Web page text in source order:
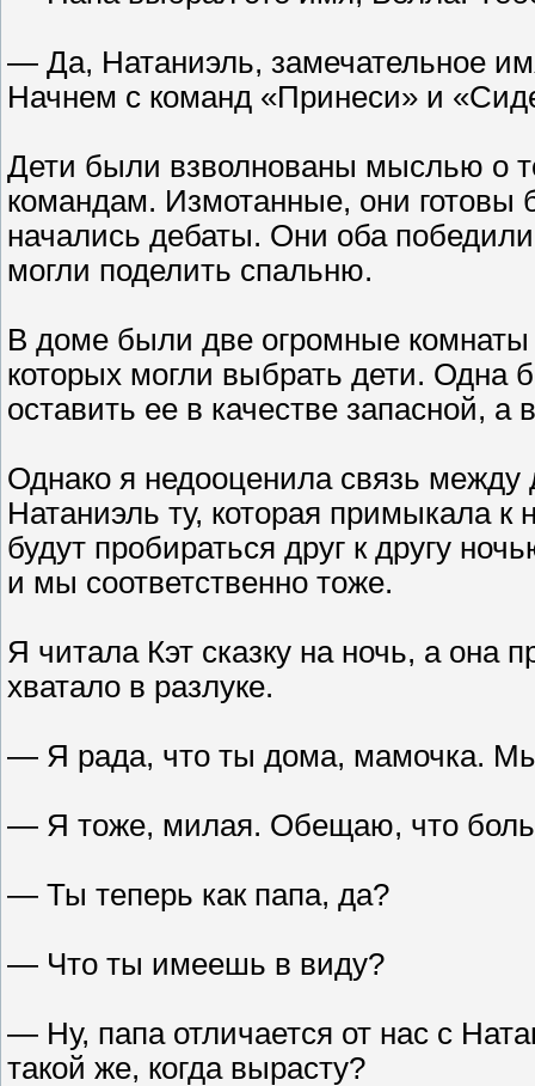
— Да, Натаниэль, замечательное
Начнем с команд «Принеси» и
Дети были взволнованы мыслью о
командам. Измотанные, они готовы
начались дебаты. Они оба
могли поделить спальню.
В доме были две огромные
которых могли выбрать дети.
оставить ее в качестве запасной,
Однако я недооценила связь
Натаниэль ту, которая примыкала к
будут пробираться друг к другу
и мы соответственно тоже.
Я читала Кэт сказку на ночь, а она
хватало в разлуке.
— Я рада, что ты дома, мамочка. Мы
— Я тоже, милая. Обещаю, что
— Ты теперь как папа, да?
— Что ты имеешь в виду?
— Ну, папа отличается от нас с
такой же, когда вырасту?